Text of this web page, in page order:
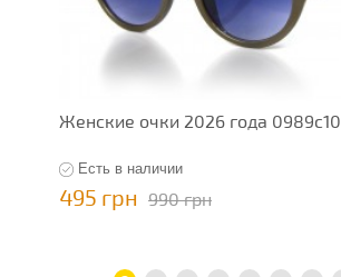
Женские очки 2026 года 0989c10
Есть в наличии
495 грн 990 грн